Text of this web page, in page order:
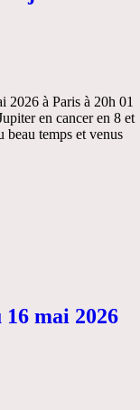
2026 à Paris à 20h 01
en cancer en 8 et
beau temps et venus
mai 2026